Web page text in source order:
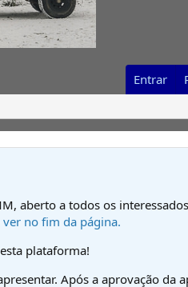
Entrar
aberto a todos os
ver no fim da página.
plataforma!
Após a aprovação da